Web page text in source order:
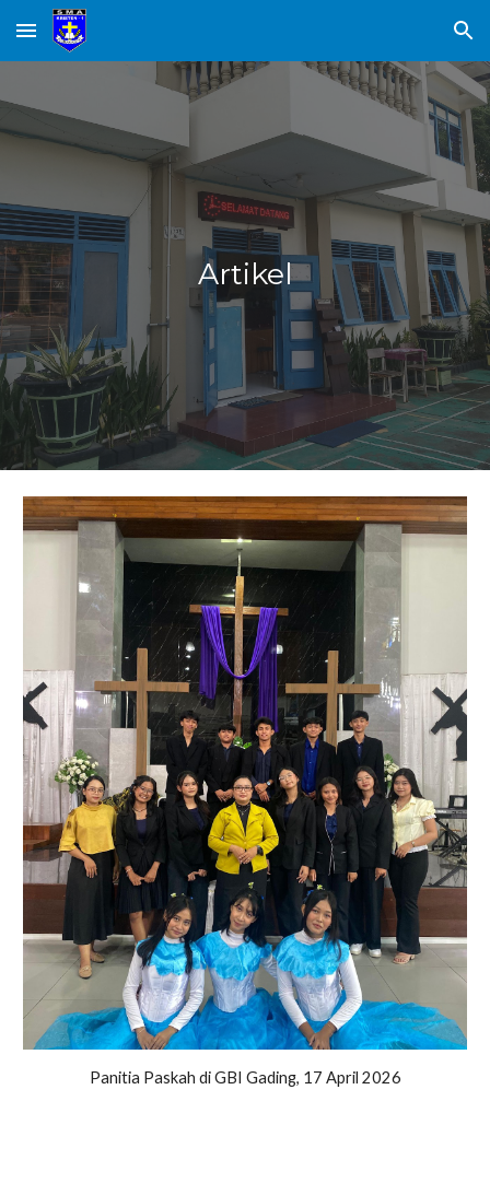
Skip to main content Skip to navigation
Artikel
Panitia Paskah di GBI Gading, 17 April 2026